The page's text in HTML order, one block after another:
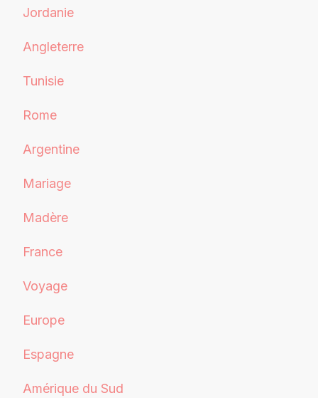
Jordanie
Angleterre
Tunisie
Rome
Argentine
Mariage
Madère
France
Voyage
Europe
Espagne
Amérique du Sud